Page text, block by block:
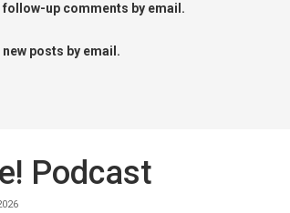
follow-up comments by email.
posts by email.
Podcast